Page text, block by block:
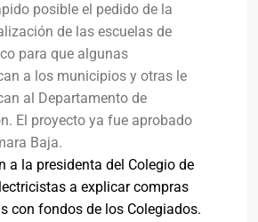
posible el pedido de la
de las escuelas de
para que algunas
a los municipios y otras le
al Departamento de
El proyecto ya fue aprobado
Baja.
a la presidenta del Colegio de
a explicar compras
con fondos de los Colegiados.